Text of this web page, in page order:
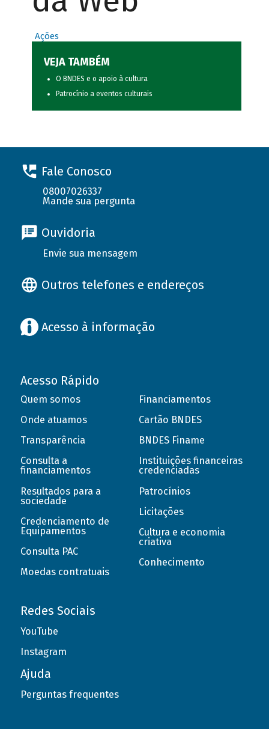
Ações
VEJA TAMBÉM
O BNDES e o apoio à cultura
Patrocínio a eventos culturais
Fale Conosco
08007026337
Mande sua pergunta
Ouvidoria
Envie sua mensagem
Outros telefones e endereços
Acesso à informação
Acesso Rápido
Quem somos
Onde atuamos
Transparência
Consulta a
financiamentos
Resultados para a
sociedade
Credenciamento de
Equipamentos
Consulta PAC
Moedas contratuais
Financiamentos
Cartão BNDES
BNDES Finame
Instituições financeiras
credenciadas
Patrocínios
Licitações
Cultura e economia
criativa
Conhecimento
Redes Sociais
YouTube
Instagram
Ajuda
Perguntas frequentes